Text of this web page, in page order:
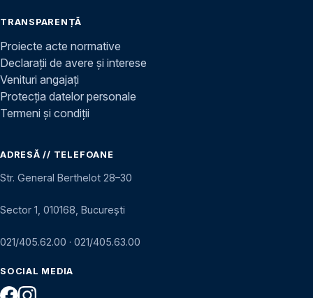
TRANSPARENȚĂ
Proiecte acte normative
Declarații de avere și interese
Venituri angajați
Protecția datelor personale
Termeni și condiții
ADRESĂ // TELEFOANE
Str. General Berthelot 28–30
Sector 1, 010168, București
021/405.62.00 · 021/405.63.00
SOCIAL MEDIA